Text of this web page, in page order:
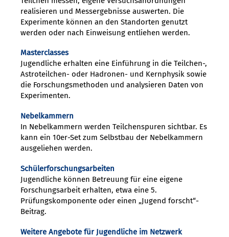
realisieren und Messergebnisse auswerten. Die
Experimente können an den Standorten genutzt
werden oder nach Einweisung entliehen werden.
Masterclasses
Jugendliche erhalten eine Einführung in die Teilchen-,
Astroteilchen- oder Hadronen- und Kernphysik sowie
die Forschungsmethoden und analysieren Daten von
Experimenten.
Nebelkammern
In Nebelkammern werden Teilchenspuren sichtbar. Es
kann ein 10er-Set zum Selbstbau der Nebelkammern
ausgeliehen werden.
Schülerforschungsarbeiten
Jugendliche können Betreuung für eine eigene
Forschungsarbeit erhalten, etwa eine 5.
Prüfungskomponente oder einen „Jugend forscht“-
Beitrag.
Weitere Angebote für Jugendliche im Netzwerk